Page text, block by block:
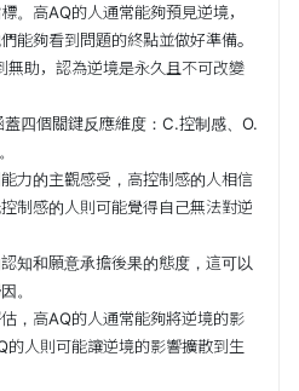
。高AQ的人通常能夠預見逆境，
能夠看到問題的終點並做好準備。
無助，認為逆境是永久且不可改變
四個關鍵反應維度：C.控制感、O.
力的主觀感受，高控制感的人相信
制感的人則可能覺得自己無法對逆
知和願意承擔後果的態度，這可以
。
，高AQ的人通常能夠將逆境的影
的人則可能讓逆境的影響擴散到生